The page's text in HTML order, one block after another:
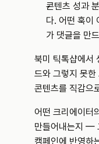
콘텐츠 성과
다. 어떤 훅이
가 댓글을 만
북미 틱톡샵에서
드와 그렇지 못
콘텐츠를 직감으
어떤 크리에이터
만들어내는지 —
캠페인에 반영하